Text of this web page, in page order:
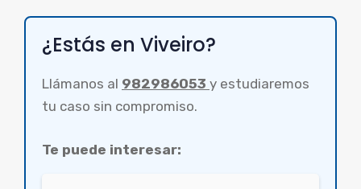
¿Estás en Viveiro?
Llámanos al 982986053 y estudiaremos
tu caso sin compromiso.
Te puede interesar: